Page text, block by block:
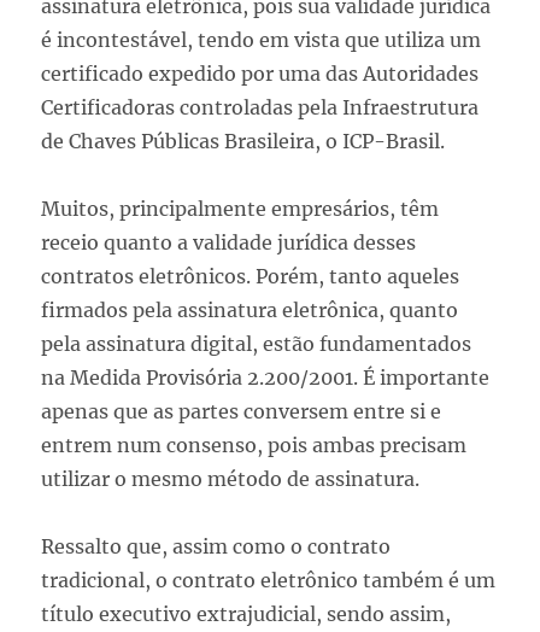
assinatura eletrônica, pois sua validade jurídica
é incontestável, tendo em vista que utiliza um
certificado expedido por uma das Autoridades
Certificadoras controladas pela Infraestrutura
de Chaves Públicas Brasileira, o ICP-Brasil.
Muitos, principalmente empresários, têm
receio quanto a validade jurídica desses
contratos eletrônicos. Porém, tanto aqueles
firmados pela assinatura eletrônica, quanto
pela assinatura digital, estão fundamentados
na Medida Provisória 2.200/2001. É importante
apenas que as partes conversem entre si e
entrem num consenso, pois ambas precisam
utilizar o mesmo método de assinatura.
Ressalto que, assim como o contrato
tradicional, o contrato eletrônico também é um
título executivo extrajudicial, sendo assim,